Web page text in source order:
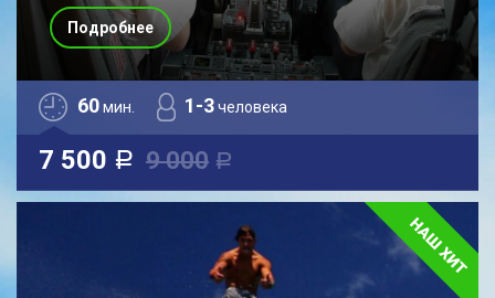
60мин. 1-3человека
7 500 a 9 000 a
Подробнее